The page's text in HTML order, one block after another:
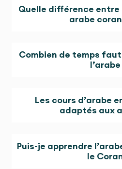
Quelle différence
arabe
Combien de temps
l’arabe
Les cours d’arabe
adaptés aux
Puis-je apprendre
le